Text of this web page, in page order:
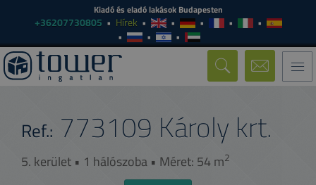
Kiadó és eladó lakások Budapesten
+36207730805 Hírek
Károly krt.
Ref.: 773109
5. kerület • 1 hálószoba • Méret: 54 m2